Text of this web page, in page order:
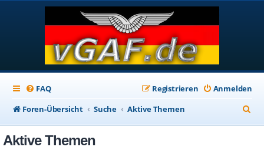
FAQ Anmelden
Registrieren
Foren-Übersicht
Suche Aktive Themen
u
Aktive Themen